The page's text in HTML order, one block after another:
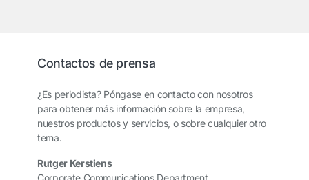
Contactos de prensa
¿Es periodista? Póngase en contacto con nosotros
para obtener más información sobre la empresa,
nuestros productos y servicios, o sobre cualquier otro
tema.
Rutger Kerstiens
Corporate Communications Department